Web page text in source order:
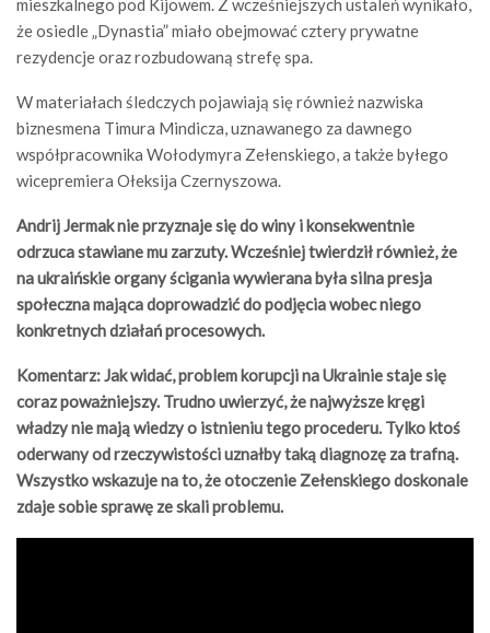
mieszkalnego pod Kijowem. Z wcześniejszych ustaleń wynikało,
że osiedle „Dynastia” miało obejmować cztery prywatne
rezydencje oraz rozbudowaną strefę spa.
W materiałach śledczych pojawiają się również nazwiska
biznesmena Timura Mindicza, uznawanego za dawnego
współpracownika Wołodymyra Zełenskiego, a także byłego
wicepremiera Ołeksija Czernyszowa.
Andrij Jermak nie przyznaje się do winy i konsekwentnie
odrzuca stawiane mu zarzuty. Wcześniej twierdził również, że
na ukraińskie organy ścigania wywierana była silna presja
społeczna mająca doprowadzić do podjęcia wobec niego
konkretnych działań procesowych.
Komentarz: Jak widać, problem korupcji na Ukrainie staje się
coraz poważniejszy. Trudno uwierzyć, że najwyższe kręgi
władzy nie mają wiedzy o istnieniu tego procederu. Tylko ktoś
oderwany od rzeczywistości uznałby taką diagnozę za trafną.
Wszystko wskazuje na to, że otoczenie Zełenskiego doskonale
zdaje sobie sprawę ze skali problemu.